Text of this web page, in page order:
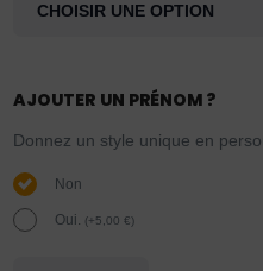
AJOUTER UN PRÉNOM ?
Donnez un style unique en
Non
Oui. (+5,00€)